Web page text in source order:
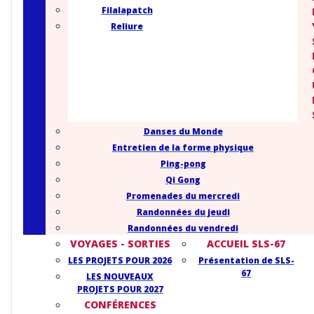
Filalapatch
Reliure
I
Danses du Monde
Entretien de la forme physique
Ping-pong
Qi Gong
Promenades du mercredi
Randonnées du jeudi
Randonnées du vendredi
VOYAGES - SORTIES
LES PROJETS POUR 2026
LES NOUVEAUX
PROJETS POUR 2027
CONFÉRENCES
ACCUEIL SLS-67
Présentation de SLS-
67